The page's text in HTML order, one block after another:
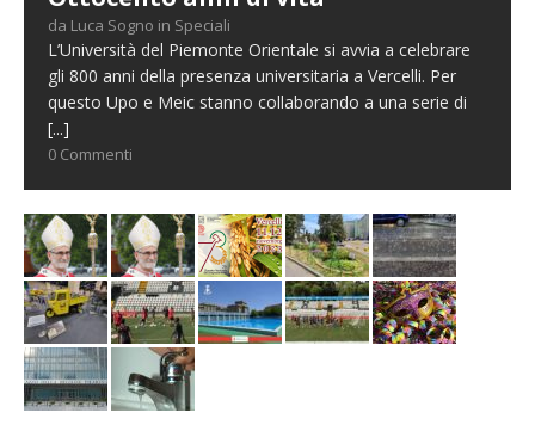
da Luca Sogno in Speciali
L’Università del Piemonte Orientale si avvia a celebrare
gli 800 anni della presenza universitaria a Vercelli. Per
questo Upo e Meic stanno collaborando a una serie di
[...]
0 Commenti